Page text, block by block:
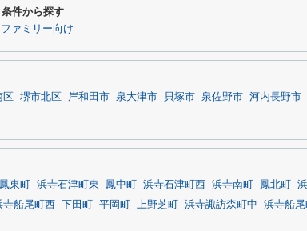
件から探す
ファミリー向け
区 堺市北区 岸和田市 泉大津市 貝塚市 泉佐野市 河内長野市
鳳東町 浜寺石津町東 鳳中町 浜寺石津町西 浜寺南町 鳳北町
寺船尾町西 下田町 平岡町 上野芝町 浜寺諏訪森町中 浜寺船尾